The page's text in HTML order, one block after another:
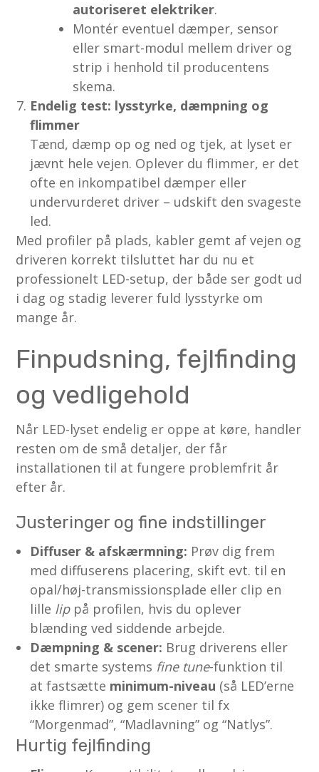
autoriseret elektriker.
Montér eventuel dæmper, sensor
eller smart-modul mellem driver og
strip i henhold til producentens
skema.
Endelig test: lysstyrke, dæmpning og
flimmer
Tænd, dæmp op og ned og tjek, at lyset er
jævnt hele vejen. Oplever du flimmer, er det
ofte en inkompatibel dæmper eller
undervurderet driver – udskift den svageste
led.
Med profiler på plads, kabler gemt af vejen og
driveren korrekt tilsluttet har du nu et
professionelt LED-setup, der både ser godt ud
i dag og stadig leverer fuld lysstyrke om
mange år.
Finpudsning, fejlfinding
og vedligehold
Når LED-lyset endelig er oppe at køre, handler
resten om de små detaljer, der får
installationen til at fungere problemfrit år
efter år.
Justeringer og fine indstillinger
Diffuser & afskærmning: Prøv dig frem
med diffuserens placering, skift evt. til en
opal/høj-transmissions­plade eller clip en
lille lippå profilen, hvis du oplever
blænding ved siddende arbejde.
Dæmpning & scener: Brug driverens eller
det smarte systems fine tune-funktion til
at fastsætte minimum-niveau (så LED’erne
ikke flimrer) og gem scener til fx
“Morgenmad”, “Madlavning” og “Natlys”.
Hurtig fejlfinding